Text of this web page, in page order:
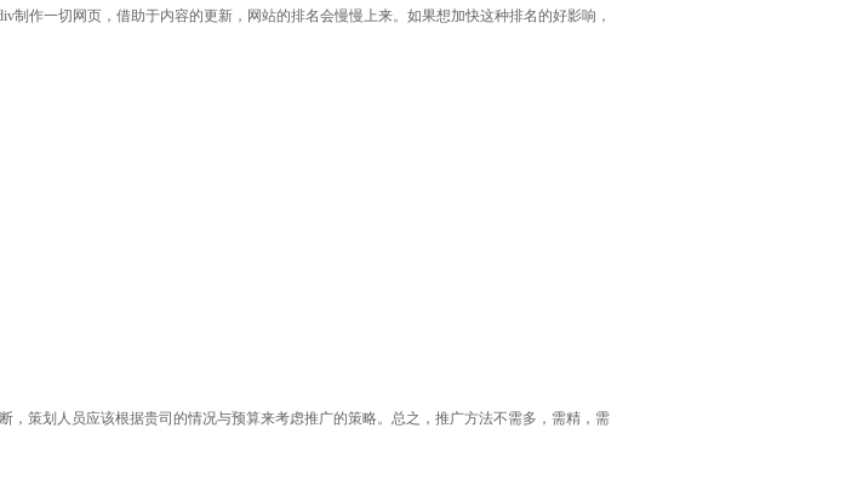
制作一切网页，借助于内容的更新，网站的排名会慢慢上来。如果想加快这种排名的好影响，
，策划人员应该根据贵司的情况与预算来考虑推广的策略。总之，推广方法不需多，需精，需